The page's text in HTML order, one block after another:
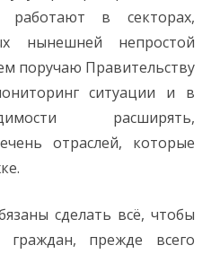
работают в секторах,
нынешней непростой
поручаю Правительству
ситуации и в
расширять,
отраслей, которые
сделать всё, чтобы
прежде всего